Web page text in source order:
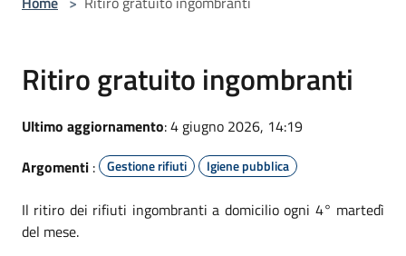
Ritiro gratuito ingombranti
Ultimo aggiornamento: 4 giugno 2026, 14:19
Argomenti : Gestione rifiuti Igiene pubblica
Il ritiro dei rifiuti ingombranti a domicilio ogni 4° martedì
del mese.